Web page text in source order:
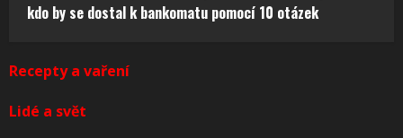
kdo by se dostal k bankomatu pomocí 10 otázek
Recepty a vaření
Lidé a svět